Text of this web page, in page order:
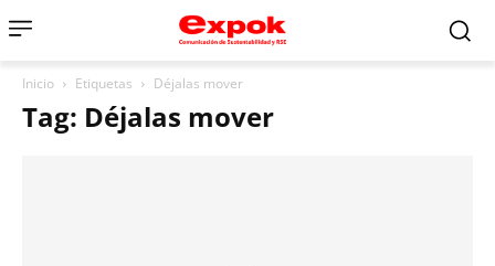
Inicio Etiquetas Déjalas mover
Tag: Déjalas mover